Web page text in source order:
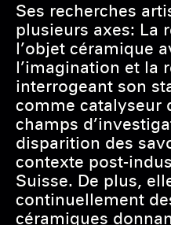
Ses recherches
plusieurs axes: La
l’objet céramique
l’imagination et la
interrogeant son
comme catalyseur
champs
disparition des
contexte post-
Suisse. De plus,
continuellement
céramiques